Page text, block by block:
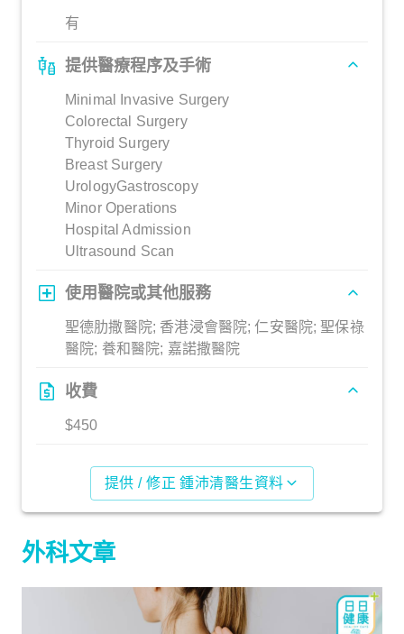
有
提供醫療程序及手術
Minimal Invasive Surgery
Colorectal Surgery
Thyroid Surgery
Breast Surgery
UrologyGastroscopy
Minor Operations
Hospital Admission
Ultrasound Scan
使用醫院或其他服務
聖德肋撒醫院; 香港浸會醫院; 仁安醫院; 聖保祿
醫院; 養和醫院; 嘉諾撒醫院
收費
$450
提供 / 修正 鍾沛清醫生資料
外科文章